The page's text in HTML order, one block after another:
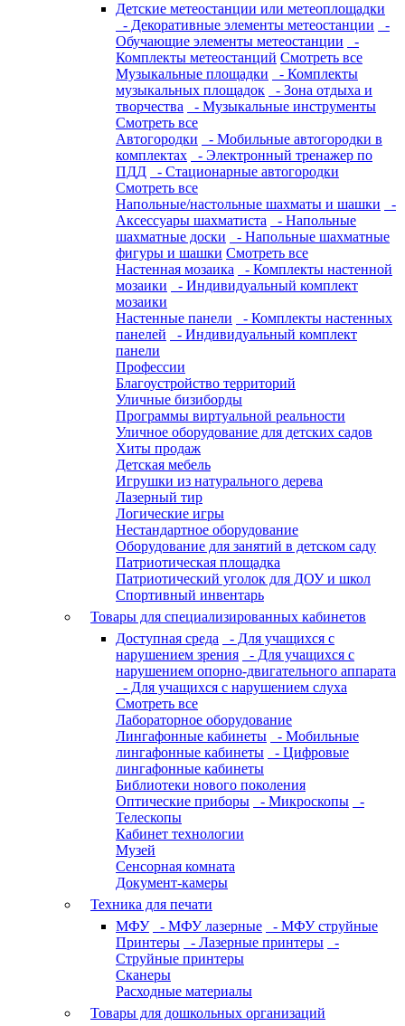
Детские метеостанции или метеоплощадки
- Декоративные элементы метеостанции
-
Обучающие элементы метеостанции
-
Комплекты метеостанций Смотреть все
Музыкальные площадки
- Комплекты
музыкальных площадок
- Зона отдыха и
творчества
- Музыкальные инструменты
Смотреть все
Автогородки
- Мобильные автогородки в
комплектах
- Электронный тренажер по
ПДД
- Стационарные автогородки
Смотреть все
Напольные/настольные шахматы и шашки
-
Аксессуары шахматиста
- Напольные
шахматные доски
- Напольные шахматные
фигуры и шашки Смотреть все
Настенная мозаика
- Комплекты настенной
мозаики
- Индивидуальный комплект
мозаики
Настенные панели
- Комплекты настенных
панелей
- Индивидуальный комплект
панели
Профессии
Благоустройство территорий
Уличные бизиборды
Программы виртуальной реальности
Уличное оборудование для детских садов
Хиты продаж
Детская мебель
Игрушки из натурального дерева
Лазерный тир
Логические игры
Нестандартное оборудование
Оборудование для занятий в детском саду
Патриотическая площадка
Патриотический уголок для ДОУ и школ
Спортивный инвентарь
Товары для специализированных кабинетов
Доступная среда
- Для учащихся с
нарушением зрения
- Для учащихся с
нарушением опорно-двигательного аппарата
- Для учащихся с нарушением слуха
Смотреть все
Лабораторное оборудование
Лингафонные кабинеты
- Мобильные
лингафонные кабинеты
- Цифровые
лингафонные кабинеты
Библиотеки нового поколения
Оптические приборы
- Микроскопы
-
Телескопы
Кабинет технологии
Музей
Сенсорная комната
Документ-камеры
Техника для печати
МФУ
- МФУ лазерные
- МФУ струйные
Принтеры
- Лазерные принтеры
-
Струйные принтеры
Сканеры
Расходные материалы
Товары для дошкольных организаций